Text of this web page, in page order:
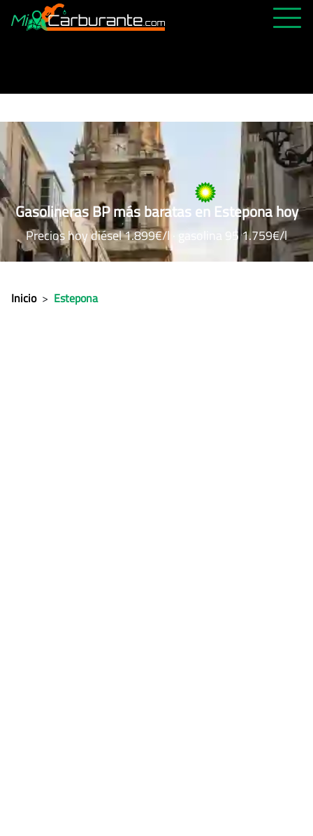
ABIERTAS 24H
ÚLTIMAS MATRÍCULAS
FAVORITAS
Gasolineras BP más baratas en Estepona hoy
Precios hoy diésel 1.899€/l · gasolina 95 1.759€/l
Inicio > Estepona